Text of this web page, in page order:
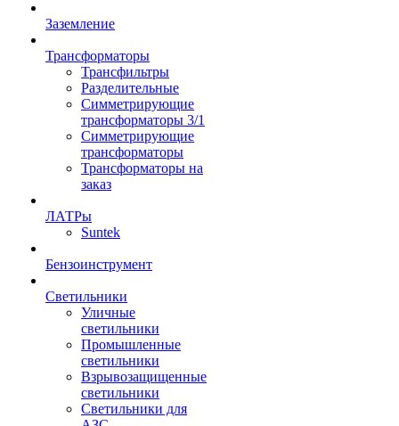
Заземление
Трансформаторы
Трансфильтры
Разделительные
Симметрирующие
трансформаторы 3/1
Симметрирующие
трансформаторы
Трансформаторы на
заказ
ЛАТРы
Suntek
Бензоинструмент
Светильники
Уличные
светильники
Промышленные
светильники
Взрывозащищенные
светильники
Светильники для